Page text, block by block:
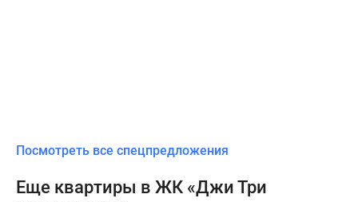
Посмотреть все спецпредложения
Еще квартиры в ЖК «Джи Три